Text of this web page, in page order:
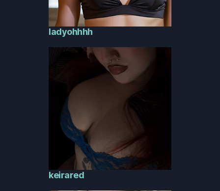
ladyohhhh
keirared